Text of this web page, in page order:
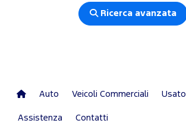
Ricerca avanzata
Auto Veicoli Commerciali Usato
Assistenza Contatti